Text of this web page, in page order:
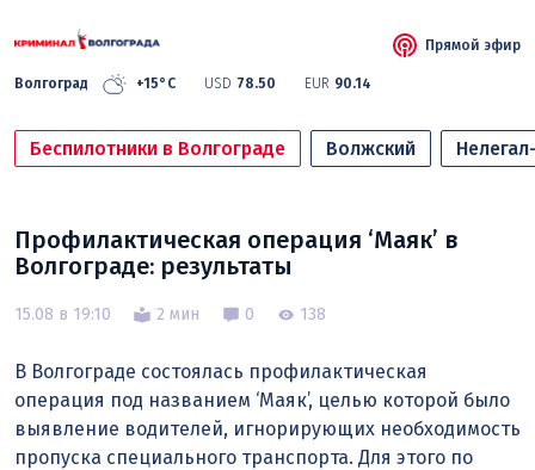
Волгоград +15°C USD 78.50 EUR 90.14
Прямой эфир
Беспилотники в Волгограде Волжский
Профилактическая операция ‘Маяк’ в
Волгограде: результаты
15.08 в 19:10 2 мин 0 138
В Волгограде состоялась профилактическая
операция под названием ‘Маяк’, целью которой было
выявление водителей, игнорирующих необходимость
пропуска специального транспорта. Для этого по